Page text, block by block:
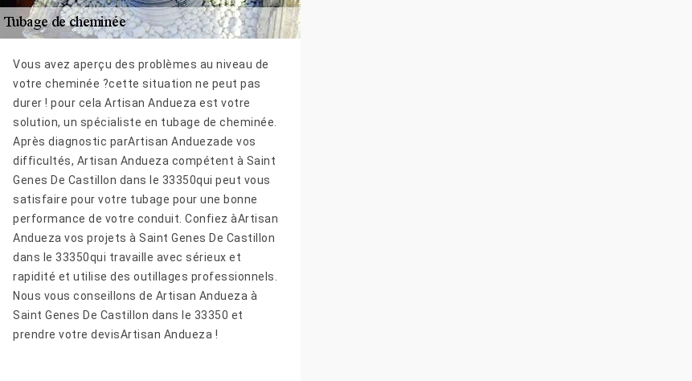
Vous avez aperçu des problèmes au niveau de
votre cheminée ?cette situation ne peut pas
durer ! pour cela Artisan Andueza est votre
solution, un spécialiste en tubage de cheminée.
Après diagnostic parArtisan Anduezade vos
difficultés, Artisan Andueza compétent à Saint
Genes De Castillon dans le 33350qui peut vous
satisfaire pour votre tubage pour une bonne
performance de votre conduit. Confiez àArtisan
Andueza vos projets à Saint Genes De Castillon
dans le 33350qui travaille avec sérieux et
rapidité et utilise des outillages professionnels.
Nous vous conseillons de Artisan Andueza à
Saint Genes De Castillon dans le 33350 et
prendre votre devisArtisan Andueza !